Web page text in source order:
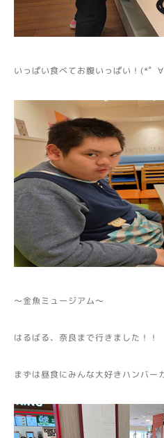
いっぱい食べてお腹いっぱい！(*゜
～金魚ミュージアム～
はるばる、奈良まで行きました！！
まずは昼食にみんな大好きハンバー